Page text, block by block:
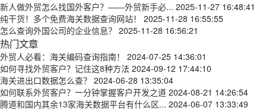
新人做外贸怎么找国外客户？——外贸新手必... 2025-11-27 16:48:41
纯干货！多个免费海关数据查询网站！
2025-11-28 16:55:55
怎么查询外国公司的企业信息？ 2025-11-28 16:56:21
热门文章
外贸人必看：海关编码查询指南！
2024-07-25 14:36:01
如何寻找外贸客户？记住这8种方法 2024-09-12 17:44:10
海关进出口数据怎么查？ 2024-06-28 13:35:04
如何联系外贸客户？一分钟掌握客户开发之道 2024-08-21 14:26:54
腾道和国内其余13家海关数据平台有什么区... 2024-06-07 13:33:49